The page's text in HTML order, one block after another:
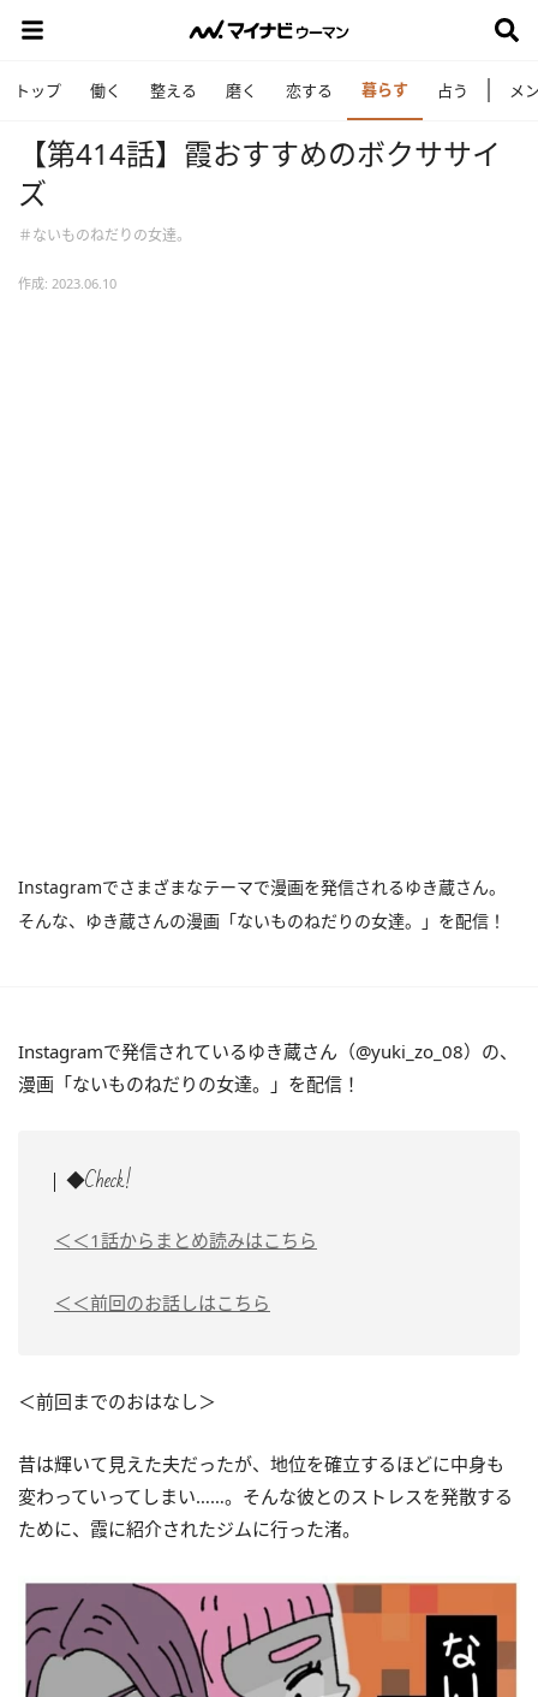
トップ 働く 整える 磨く 恋する 暮らす 占う メ
【第414話】霞おすすめのボクササイ
ズ
＃ないものねだりの女達。
作成: 2023.06.10
Instagramでさまざまなテーマで漫画を発信されるゆき蔵さん。
そんな、ゆき蔵さんの漫画「ないものねだりの女達。」を配信！
Instagramで発信されているゆき蔵さん（@yuki_zo_08）の、
漫画「ないものねだりの女達。」を配信！
◆Check!
＜＜1話からまとめ読みはこちら
＜＜前回のお話しはこちら
＜前回までのおはなし＞
昔は輝いて見えた夫だったが、地位を確立するほどに中身も
変わっていってしまい……。そんな彼とのストレスを発散する
ために、霞に紹介されたジムに行った渚。